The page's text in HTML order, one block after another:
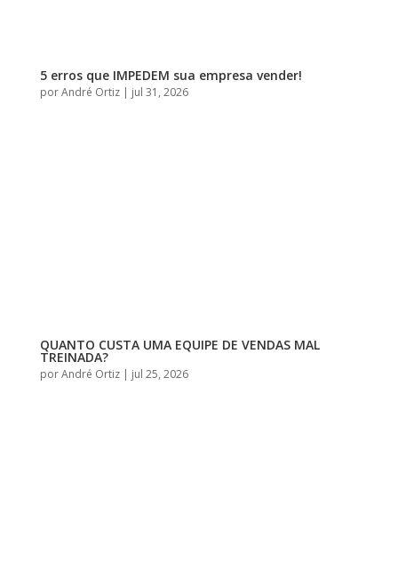
5 erros que IMPEDEM sua empresa vender!
porAndré Ortiz| jul 31, 2026
QUANTO CUSTA UMA EQUIPE DE VENDAS MAL
TREINADA?
porAndré Ortiz| jul 25, 2026